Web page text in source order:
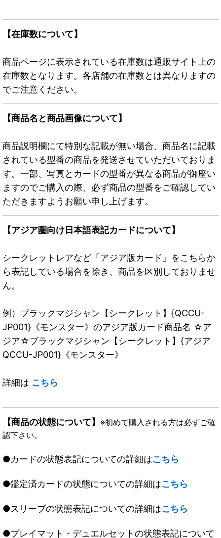
【在庫数について】
商品ページに表示されている在庫数は通販サイト上の
在庫数となります。各店舗の在庫数とは異なりますの
でご注意ください。
【商品名と商品画像について】
商品説明欄にて特別な記載が無い場合、商品名に記載
されている型番の商品を発送させていただいておりま
す。一部、写真とカードの型番が異なる商品が御座い
ますのでご購入の際、必ず商品の型番をご確認してい
ただきますようお願い申し上げます。
【アジア圏向け日本語表記カードについて】
シークレットレアなど「アジア版カード」をこちらか
ら表記している場合を除き、商品を区別しておりませ
ん。
例）ブラックマジシャン【シークレット】{QCCU-
JP001}《モンスター》のアジア版カード商品名 ☆ア
ジア☆ブラックマジシャン【シークレット】{アジア
QCCU-JP001}《モンスター》
詳細は こちら
【商品の状態について】 ※初めて購入される方は必ずご確
認下さい。
●カードの状態表記についての詳細はこちら
●鑑定済カードの状態についての詳細はこちら
●スリーブの状態表記についての詳細はこちら
●プレイマット・デュエルセットの状態表記について